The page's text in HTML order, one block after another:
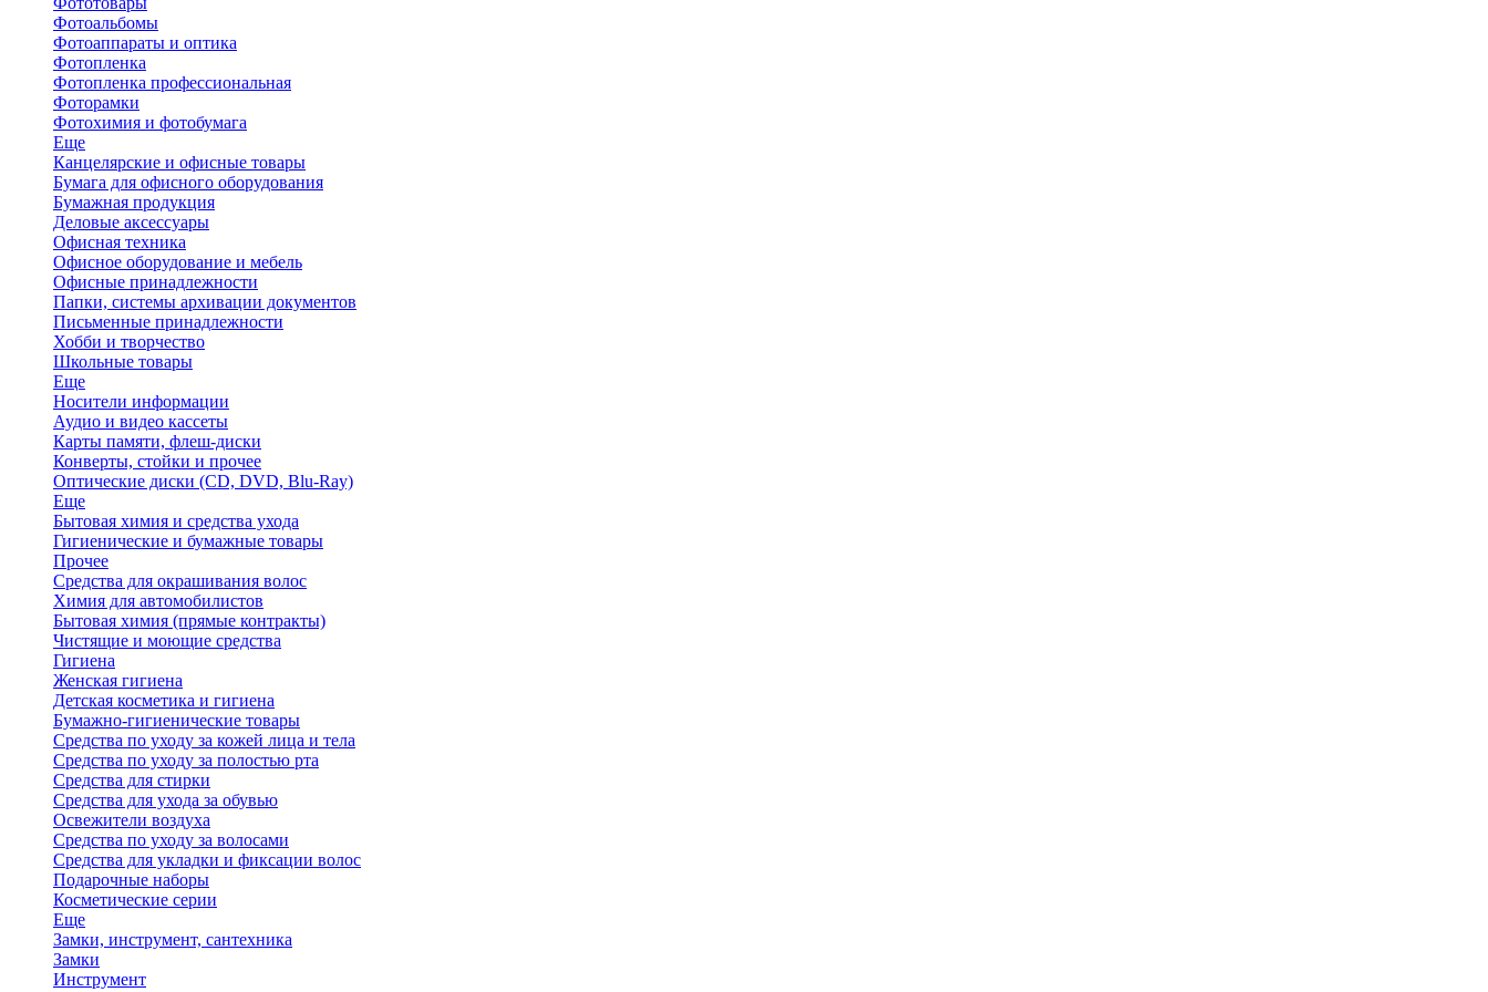
Фотоальбомы
Фотоаппараты и оптика
Фотопленка
Фотопленка профессиональная
Фоторамки
Фотохимия и фотобумага
Еще
Канцелярские и офисные товары
Бумага для офисного оборудования
Бумажная продукция
Деловые аксессуары
Офисная техника
Офисное оборудование и мебель
Офисные принадлежности
Папки, системы архивации документов
Письменные принадлежности
Хобби и творчество
Школьные товары
Еще
Носители информации
Аудио и видео кассеты
Карты памяти, флеш-диски
Конверты, стойки и прочее
Оптические диски (CD, DVD, Blu-Ray)
Еще
Бытовая химия и средства ухода
Гигиенические и бумажные товары
Прочее
Средства для окрашивания волос
Химия для автомобилистов
Бытовая химия (прямые контракты)
Чистящие и моющие средства
Гигиена
Женская гигиена
Детская косметика и гигиена
Бумажно-гигиенические товары
Средства по уходу за кожей лица и тела
Средства по уходу за полостью рта
Средства для стирки
Средства для ухода за обувью
Освежители воздуха
Средства по уходу за волосами
Средства для укладки и фиксации волос
Подарочные наборы
Косметические серии
Еще
Замки, инструмент, сантехника
Замки
Инструмент